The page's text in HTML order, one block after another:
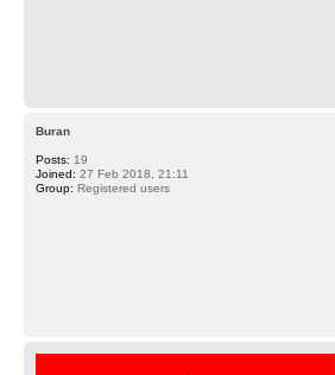
Buran
Posts: 19
Joined: 27 Feb 2018, 21:11
Group: Registered users